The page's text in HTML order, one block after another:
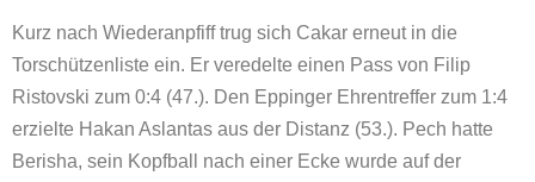
Kurz nach Wiederanpfiff trug sich Cakar erneut in die
Torschützenliste ein. Er veredelte einen Pass von Filip
Ristovski zum 0:4 (47.). Den Eppinger Ehrentreffer zum 1:4
erzielte Hakan Aslantas aus der Distanz (53.). Pech hatte
Berisha, sein Kopfball nach einer Ecke wurde auf der